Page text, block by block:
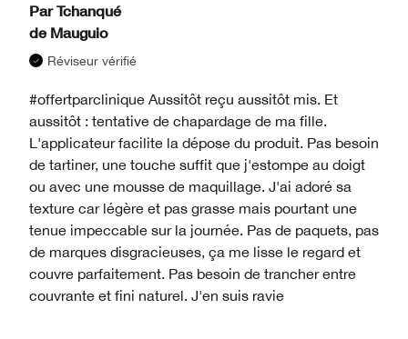
Par Tchanqué
de Mauguio
Réviseur vérifié
#offertparclinique Aussitôt reçu aussitôt mis. Et
aussitôt : tentative de chapardage de ma fille.
L'applicateur facilite la dépose du produit. Pas besoin
de tartiner, une touche suffit que j'estompe au doigt
ou avec une mousse de maquillage. J'ai adoré sa
texture car légère et pas grasse mais pourtant une
tenue impeccable sur la journée. Pas de paquets, pas
de marques disgracieuses, ça me lisse le regard et
couvre parfaitement. Pas besoin de trancher entre
couvrante et fini naturel. J'en suis ravie